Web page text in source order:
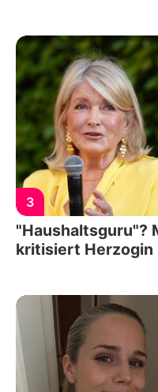
3
"Haushaltsguru"?
kritisiert Herzogin